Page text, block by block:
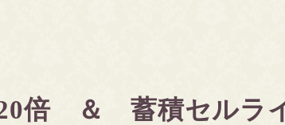
倍 ＆ 蓄積セルラ